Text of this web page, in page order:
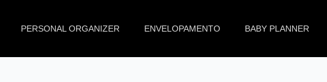
PERSONAL ORGANIZER ENVELOPAMENTO BABY PLANNER